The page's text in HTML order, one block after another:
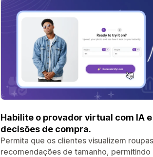
Habilite o provador virtual com IA
decisões de compra.
Permita que os clientes visualizem
recomendações de tamanho,